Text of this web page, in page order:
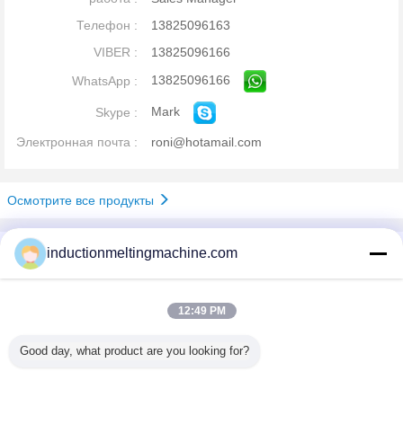
Телефон :
13825096163
VIBER :
13825096166
WhatsApp :
13825096166
Skype : Mark
Электронная почта : roni@hotamail.com
Осмотрите все продукты
Профиль компании
China Industrial Furnace Online Market
проверенных поставщиков
inductionmeltingmachine.com
12:49 PM
Good day, what product are you looking for?